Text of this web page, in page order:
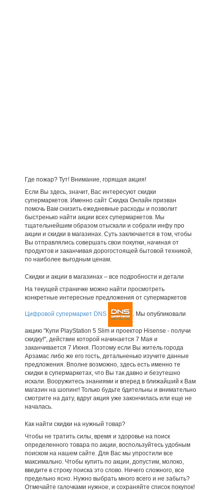
Где пожар? Тут! Внимание, горящая акция!
Если Вы здесь, значит, Вас интересуют скидки
супермаркетов. Именно сайт Скидка Онлайн призван
помочь Вам снизить ежедневные расходы и позволит
быстренько найти акции всех супермаркетов. Мы
тщательнейшим образом отыскали и собрали инфу про
акции и скидки в магазинах. Суть заключается в том, чтобы
Вы отправлялись совершать свои покупки, начиная от
продуктов и заканчивая дорогостоящей бытовой техникой,
по наиболее выгодным ценам.
Скидки и акции в магазинах – все подробности и детали
На текущей страничке можно найти просмотреть
конкретные интересные предложения от супермаркетов
Цифровой супермаркет DNS . Мы опубликовали
акцию "Купи PlayStation 5 Slim и проектор Hisense - получи
скидку!", действие которой начинается 7 Мая и
заканчивается 7 Июня. Поэтому если Вы житель города
Арзамас либо же его гость, детальненько изучите данные
предложения. Вполне возможно, здесь есть именно те
скидки в супермаркетах, что Вы так давно и безутешно
искали. Вооружитесь знаниями и вперед в ближайший к Вам
магазин на шопинг! Только будьте бдительны и внимательно
смотрите на дату, вдруг акция уже закончилась или еще не
началась.
Как найти скидки на нужный товар?
Чтобы не тратить силы, время и здоровье на поиск
определенного товара по акции, воспользуйтесь удобным
поиском на нашем сайте. Для Вас мы упростили все
максимально. Чтобы купить по акции, допустим, молоко,
введите в строку поиска это слово. Ничего сложного, все
предельно ясно. Нужно выбрать много всего и не забыть?
Отмечайте галочками нужное, и сохраняйте список покупок!